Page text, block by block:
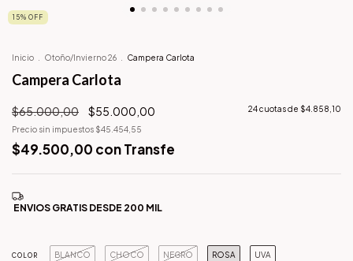
15% OFF
Inicio . Otoño/Invierno 26 . Campera Carlota
Campera Carlota
$65.000,00 $55.000,00 24cuotas de $4.858,10
Precio sin impuestos $45.454,55
$49.500,00 conTransfe
COLOR BLANCO CHOCO NEGRO ROSA UVA